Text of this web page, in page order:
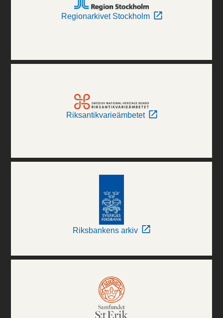
Regionarkivet Stockholm
Riksantikvarieämbetet
Riksbankens arkiv